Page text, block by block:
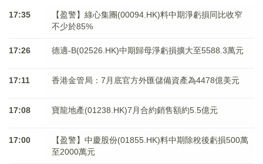
17:35
【盈警】綠心集團(00094.HK)料中期淨虧損同比收窄
不少於85%
17:26 德適-B(02526.HK)中期歸母淨虧損擴大至5588.3萬元
17:11 香港金管局：7月底官方外匯儲備資產為4478億美元
17:08 寶龍地產(01238.HK)7月合約銷售額約5.5億元
17:00
【盈警】中慶股份(01855.HK)料中期除稅後虧損500萬
至2000萬元